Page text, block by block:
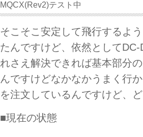
MQCX(Rev2)テスト中
そこそこ安定して飛行するよ
たんですけど、依然として
れさえ解決できれば基本部分
んですけどなかなかうまく行
を注文しているんですけど、
■現在の状態